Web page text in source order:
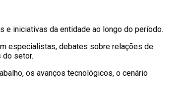
e iniciativas da entidade ao longo do período.
especialistas, debates sobre relações de
do setor.
os avanços tecnológicos, o cenário